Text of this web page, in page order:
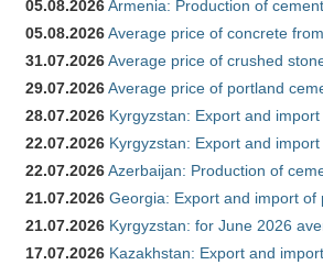
05.08.2026Armenia: Production of
05.08.2026Average price of concrete
31.07.2026Average price of crushed
29.07.2026Average price of portland
28.07.2026 Kyrgyzstan: Export and
22.07.2026 Kyrgyzstan: Export and
22.07.2026Azerbaijan: Production of
21.07.2026 Georgia: Export and import
21.07.2026 Kyrgyzstan: for June 2026
17.07.2026 Kazakhstan: Export and